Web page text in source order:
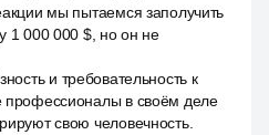
мы пытаемся заполучить
1 000 000 $, но он не
и требовательность к
в своём деле
свою человечность.